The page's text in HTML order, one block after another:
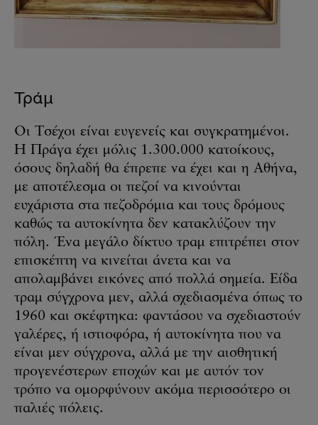
Τράμ
Οι Τσέχοι είναι ευγενείς και συγκρατημένοι.
Η Πράγα έχει μόλις 1.300.000 κατοίκους,
όσους δηλαδή θα έπρεπε να έχει και η Αθήνα,
με αποτέλεσμα οι πεζοί να κινούνται
ευχάριστα στα πεζοδρόμια και τους δρόμους
καθώς τα αυτοκίνητα δεν κατακλύζουν την
πόλη. Ένα μεγάλο δίκτυο τραμ επιτρέπει στον
επισκέπτη να κινείται άνετα και να
απολαμβάνει εικόνες από πολλά σημεία. Είδα
τραμ σύγχρονα μεν, αλλά σχεδιασμένα όπως το
1960 και σκέφτηκα: φαντάσου να σχεδιαστούν
γαλέρες, ή ιστιοφόρα, ή αυτοκίνητα που να
είναι μεν σύγχρονα, αλλά με την αισθητική
προγενέστερων εποχών και με αυτόν τον
τρόπο να ομορφύνουν ακόμα περισσότερο οι
παλιές πόλεις.